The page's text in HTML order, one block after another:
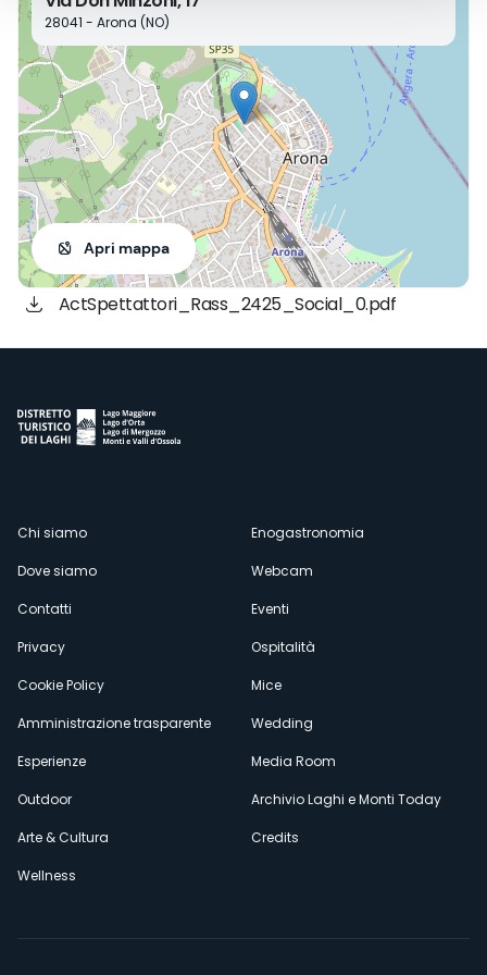
28041 - Arona (NO)
Apri mappa
ActSpettattori_Rass_2425_Social_0.pdf
Menù
secondario
Chi siamo
Dove siamo
Contatti
Privacy
Cookie Policy
Amministrazione trasparente
Esperienze
Outdoor
Arte & Cultura
Wellness
Enogastronomia
Webcam
Eventi
Ospitalità
Mice
Wedding
Media Room
Archivio Laghi e Monti Today
Credits